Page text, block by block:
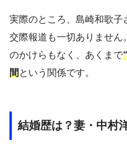
実際のところ、島崎和歌子
交際報道も一切ありません
のかけらもなく、あくまで
間という関係です。
結婚歴は？妻・中村